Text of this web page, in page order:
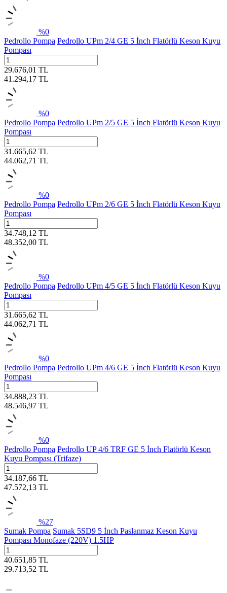
%0
Pedrollo Pompa Pedrollo UPm 2/4 GE 5 İnch Flatörlü Keson Kuyu
Pompası
29.676,01 TL
41.294,17 TL
%0
Pedrollo Pompa Pedrollo UPm 2/5 GE 5 İnch Flatörlü Keson Kuyu
Pompası
31.665,62 TL
44.062,71 TL
%0
Pedrollo Pompa Pedrollo UPm 2/6 GE 5 İnch Flatörlü Keson Kuyu
Pompası
34.748,12 TL
48.352,00 TL
%0
Pedrollo Pompa Pedrollo UPm 4/5 GE 5 İnch Flatörlü Keson Kuyu
Pompası
31.665,62 TL
44.062,71 TL
%0
Pedrollo Pompa Pedrollo UPm 4/6 GE 5 İnch Flatörlü Keson Kuyu
Pompası
34.888,23 TL
48.546,97 TL
%0
Pedrollo Pompa Pedrollo UP 4/6 TRF GE 5 İnch Flatörlü Keson
Kuyu Pompası (Trifaze)
34.187,66 TL
47.572,13 TL
%27
Sumak Pompa Sumak 5SD9 5 İnch Paslanmaz Keson Kuyu
Pompası Monofaze (220V) 1.5HP
40.651,85 TL
29.713,52 TL